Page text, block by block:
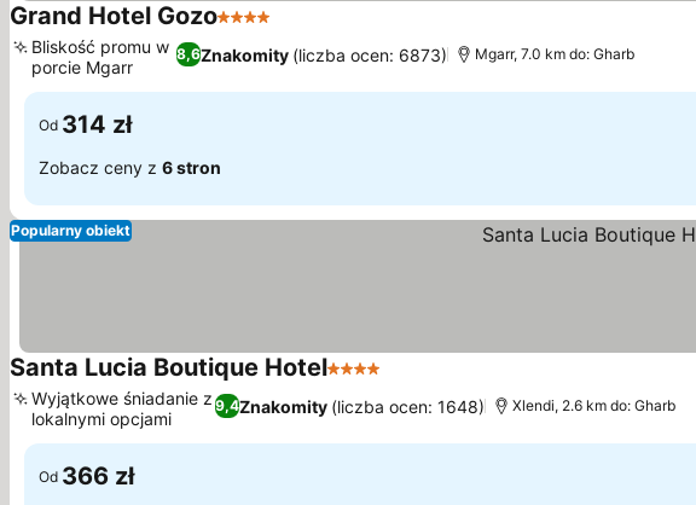
Grand Hotel Gozo4 Kategoria
8,6Znakomity (liczba ocen: 6873)
Bliskość promu w
porcie Mgarr
Mgarr, 7.0 km do: Gharb
Od 314 zł
Zobacz ceny z 6 stron
Popularny obiekt
Santa Lucia Boutique Hotel4 Kategoria
9,4Znakomity (liczba ocen: 1648)
Wyjątkowe śniadanie z
lokalnymi opcjami
Xlendi, 2.6 km do: Gharb
Od 366 zł